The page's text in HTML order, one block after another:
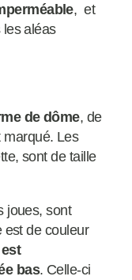
, et
les aléas
de dôme, de
marqué. Les
sont de taille
joues, sont
est de couleur
bas. Celle-ci